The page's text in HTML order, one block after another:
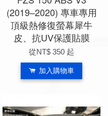
(2019–2020) 專車專用
頂級熱修復螢幕犀牛
皮、抗UV保護貼膜
從NT$ 350 起
加入購物車